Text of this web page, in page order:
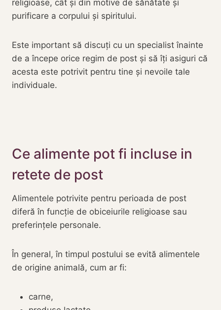
religioase, cât și din motive de sănătate și
purificare a corpului și spiritului.
Este important să discuți cu un specialist înainte
de a începe orice regim de post și să îți asiguri că
acesta este potrivit pentru tine și nevoile tale
individuale.
Ce alimente pot fi incluse in
retete de post
Alimentele potrivite pentru perioada de post
diferă în funcție de obiceiurile religioase sau
preferințele personale.
În general, în timpul postului se evită alimentele
de origine animală, cum ar fi:
carne,